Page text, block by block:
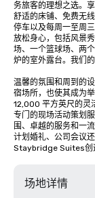
务旅客的理想之选。
舒适的床铺、免费无
停车以及每周一至周
放松身心，包括风景
场、一个篮球场、两
炉的室外露台。我们
温馨的氛围和周到的
宿场所，也使其成为
12,000 平方英尺的灵
专门的现场活动策划
围、卓越的服务和一
计划婚礼、公司会议
Staybridge Suites创
场地详情